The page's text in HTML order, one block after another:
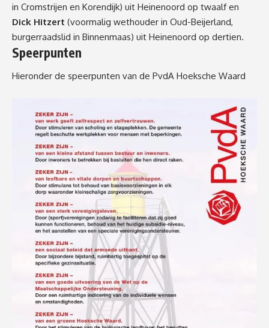
in Cromstrijen en Korendijk) uit Heinenoord op twaalf en
Dick Hitzert (voormalig wethouder in Oud-Beijerland,
burgerraadslid in Binnenmaas) uit Heinenoord op dertien.
Speerpunten
Hieronder de speerpunten van de PvdA Hoeksche Waard